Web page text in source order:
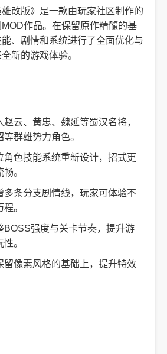
雄改版》是一款由玩家社区制作的
MOD作品。在保留原作精髓的基
、剧情和系统进行了全面优化与
新的游戏体验。
赵云、黄忠、魏延等蜀汉名将，
群雄势力角色。
角色技能系统重新设计，招式更
。
多条分支剧情线，玩家可体验不
。
BOSS强度与关卡节奏，提升游
。
留像素风格的基础上，提升特效